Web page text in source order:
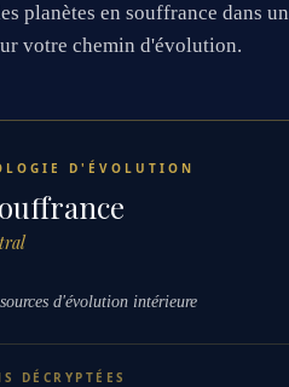
planètes en souffrance dans un
votre chemin d'évolution.
D'ÉVOLUTION
d'évolution intérieure
DÉCRYPTÉES